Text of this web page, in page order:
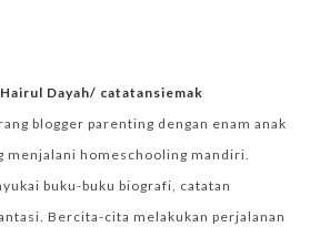
Dayah/ catatansiemak
blogger parenting dengan enam anak
menjalani homeschooling mandiri.
buku-buku biografi, catatan
Bercita-cita melakukan perjalanan